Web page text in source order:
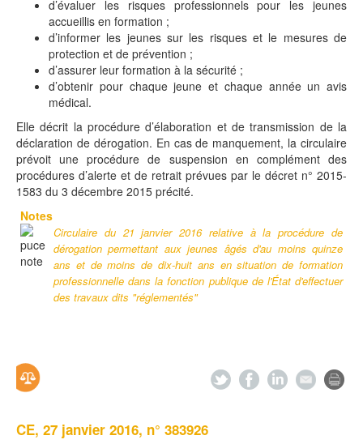
d’évaluer les risques professionnels pour les jeunes
accueillis en formation ;
d’informer les jeunes sur les risques et le mesures de
protection et de prévention ;
d’assurer leur formation à la sécurité ;
d’obtenir pour chaque jeune et chaque année un avis
médical.
Elle décrit la procédure d’élaboration et de transmission de la
déclaration de dérogation. En cas de manquement, la circulaire
prévoit une procédure de suspension en complément des
procédures d’alerte et de retrait prévues par le décret n° 2015-
1583 du 3 décembre 2015 précité.
Notes
Circulaire du 21 janvier 2016 relative à la procédure de
dérogation permettant aux jeunes âgés d'au moins quinze
ans et de moins de dix-huit ans en situation de formation
professionnelle dans la fonction publique de l'État d'effectuer
des travaux dits "réglementés"
CE, 27 janvier 2016, n° 383926